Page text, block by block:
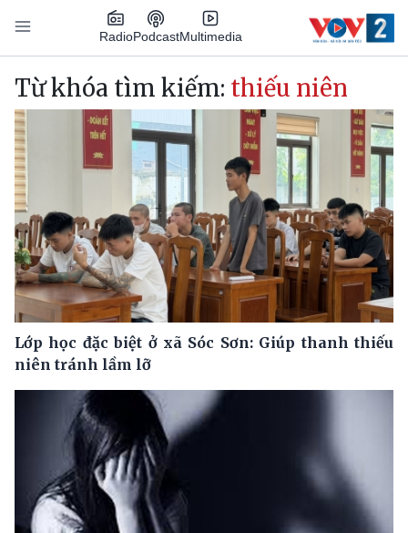
Nhảy đến nội dung
RadioPodcastMultimedia
Main navigation
Từ khóa tìm kiếm: thiếu niên
Lớp học đặc biệt ở xã Sóc Sơn: Giúp thanh thiếu
niên tránh lầm lỡ